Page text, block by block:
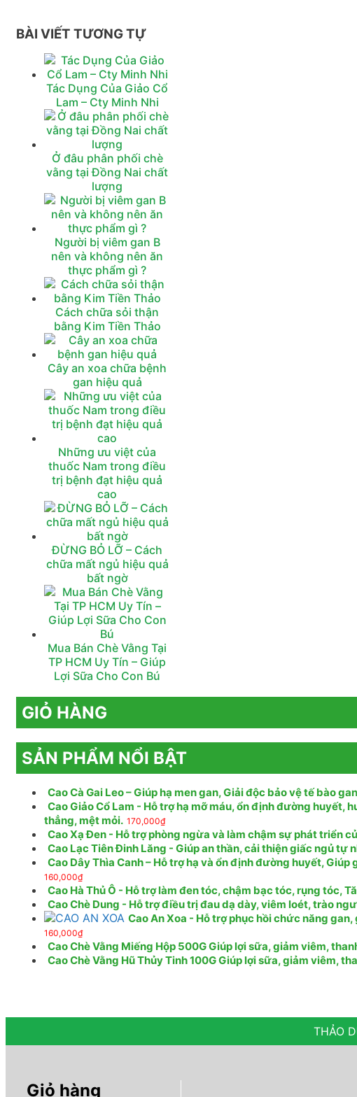
BÀI VIẾT TƯƠNG TỰ
Tác Dụng Của Giảo Cổ
Lam – Cty Minh Nhi
Ở đâu phân phối chè
vằng tại Đồng Nai chất
lượng
Người bị viêm gan B
nên và không nên ăn
thực phẩm gì ?
Cách chữa sỏi thận
bằng Kim Tiền Thảo
Cây an xoa chữa bệnh
gan hiệu quả
Những ưu việt của
thuốc Nam trong điều
trị bệnh đạt hiệu quả
cao
ĐỪNG BỎ LỠ – Cách
chữa mất ngủ hiệu quả
bất ngờ
Mua Bán Chè Vằng Tại
TP HCM Uy Tín – Giúp
Lợi Sữa Cho Con Bú
GIỎ HÀNG
SẢN PHẨM NỔI BẬT
Cao Cà Gai Leo – Giúp hạ men gan, Giải độc bảo vệ tế bào
Cao Giảo Cổ Lam - Hỗ trợ hạ mỡ máu, ổn định đường huyết,
thẳng, mệt mỏi. 170,000₫
Cao Xạ Đen - Hỗ trợ phòng ngừa và làm chậm sự phát triển
Cao Lạc Tiên Đinh Lăng - Giúp an thần, cải thiện giấc ngủ tự
Cao Dây Thìa Canh – Hỗ trợ hạ và ổn định đường huyết,
160,000₫
Cao Hà Thủ Ô - Hỗ trợ làm đen tóc, chậm bạc tóc, rụng tóc,
Cao Chè Dung - Hỗ trợ điều trị đau dạ dày, viêm loét, trào
Cao An Xoa - Hỗ trợ phục hồi chức năng
160,000₫
Cao Chè Vằng Miếng Hộp 500G Giúp lợi sữa, giảm viêm,
Cao Chè Vằng Hũ Thủy Tinh 100G Giúp lợi sữa, giảm viêm,
THẢO
Giỏ hàng